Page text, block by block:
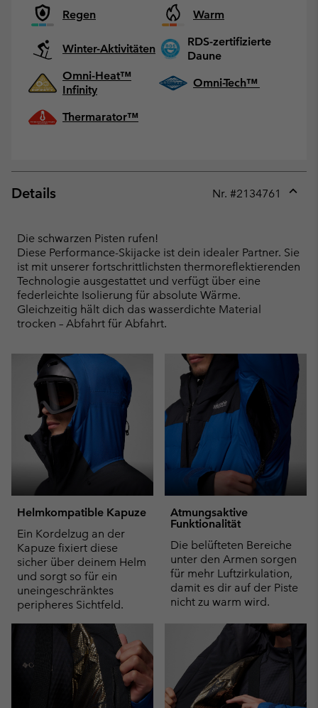
Regen Warm
Winter-Aktivitäten
RDS-zertifizierte
Daune
Omni-Heat™
Infinity
Omni-Tech™
Thermarator™
Details Nr. #2134761
Die schwarzen Pisten rufen!
Diese Performance-Skijacke ist dein idealer Partner. Sie
ist mit unserer fortschrittlichsten thermoreflektierenden
Technologie ausgestattet und verfügt über eine
federleichte Isolierung für absolute Wärme.
Gleichzeitig hält dich das wasserdichte Material
trocken – Abfahrt für Abfahrt.
Helmkompatible Kapuze
Ein Kordelzug an der
Kapuze fixiert diese
sicher über deinem Helm
und sorgt so für ein
uneingeschränktes
peripheres Sichtfeld.
Atmungsaktive
Funktionalität
Die belüfteten Bereiche
unter den Armen sorgen
für mehr Luftzirkulation,
damit es dir auf der Piste
nicht zu warm wird.